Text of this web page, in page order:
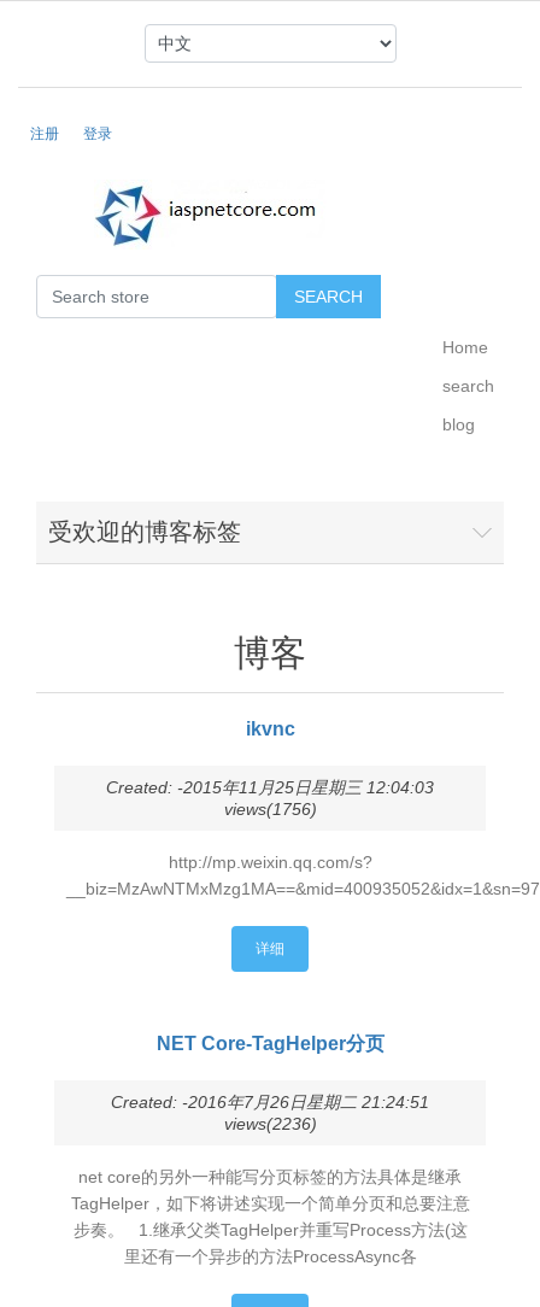
注册 登录
Home
search
blog
受欢迎的博客标签
博客
ikvnc
Created: -2015年11月25日星期三 12:04:03
views(1756)
http://mp.weixin.qq.com/s?
详细
NET Core-TagHelper分页
Created: -2016年7月26日星期二 21:24:51
views(2236)
net core的另外一种能写分页标签的方法具体是继承
TagHelper，如下将讲述实现一个简单分页和总要注意
步奏。 1.继承父类TagHelper并重写Process方法(这
里还有一个异步的方法ProcessAsync各